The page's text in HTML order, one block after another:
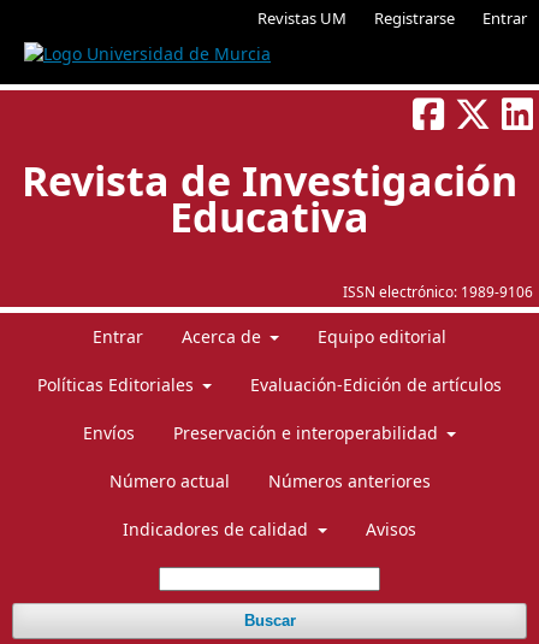
Revistas UM Registrarse Entrar
ISSN electrónico: 1989-9106
Revista de Investigación
Educativa
Entrar Acerca de Equipo editorial
Políticas Editoriales Evaluación-Edición de artículos
Envíos Preservación e interoperabilidad
Número actual Números anteriores
Indicadores de calidad Avisos
Buscar